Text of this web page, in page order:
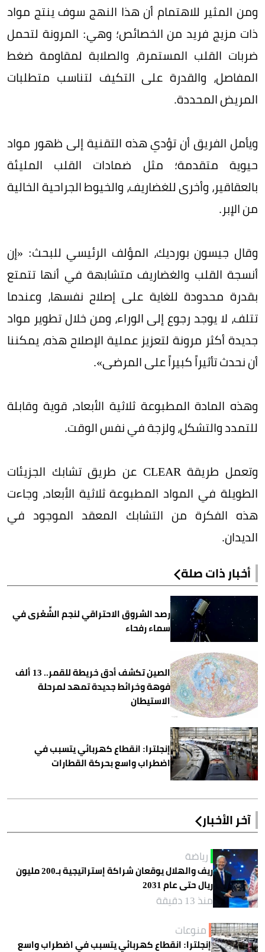
ومن المثير للاهتمام أن هذا النهج سوف ينتج مواد
ذات مزيج فريد من الخصائص؛ وهي: المرونة لتحمل
ضربات القلب المستمرة، والصلابة لمقاومة ضغط
المفاصل، والقدرة على التكيف لتناسب متطلبات
المريض المحددة.
ويأمل الفريق أن تؤدي هذه التقنية إلى ظهور مواد
حيوية متقدمة؛ مثل ضمادات القلب المليئة
بالعقاقير، وأخرى للغضاريف، والخيوط الجراحية الخالية
من الإبر.
وقال جيسون بورديك، المؤلف الرئيسي للبحث: «إن
أنسجة القلب والغضاريف متشابهة في أنها تتمتع
بقدرة محدودة للغاية على إصلاح نفسها، وعندما
تتلف، لا يوجد رجوع إلى الوراء، ومن خلال تطوير مواد
جديدة أكثر مرونة لتعزيز عملية الإصلاح هذه، يمكننا
أن نحدث تأثيراً كبيراً على المرضى».
وهذه المادة المطبوعة ثلاثية الأبعاد، قوية وقابلة
للتمدد والتشكل، ولزجة في نفس الوقت.
وتعمل طريقة CLEAR عن طريق تشابك الجزيئات
الطويلة في المواد المطبوعة ثلاثية الأبعاد، وجاءت
هذه الفكرة من التشابك المعقد الموجود في
الديدان.
أخبار ذات صلة
رصد الشروق الاحتراقي لنجم الشِّعْرى في
سماء رفحاء
الصين تكشف أدق خريطة للقمر.. 13 ألف
فوهة وخرائط جديدة تمهد لمرحلة
الاستيطان
إنجلترا: انقطاع كهربائي يتسبب في
اضطراب واسع بحركة القطارات
آخر الأخبار
رياضة
ريف والهلال يوقعان شراكة إستراتيجية بـ200 مليون
ريال حتى عام 2031
منذ 13 دقيقة
منوعات
إنجلترا: انقطاع كهربائي يتسبب في اضطراب واسع